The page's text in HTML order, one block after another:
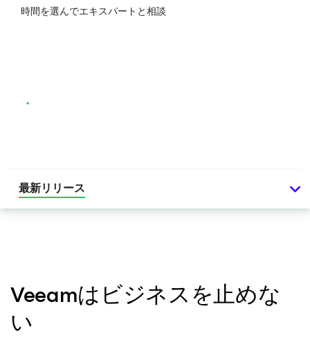
時間を選んでエキスパートと相談
最新リリース
Veeamはビジネスを止めな
い